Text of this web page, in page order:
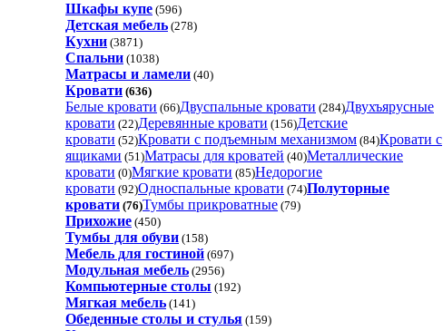
Шкафы купе (596)
Детская мебель (278)
Кухни (3871)
Спальни (1038)
Матрасы и ламели (40)
Кровати (636)
Белые кровати (66)Двуспальные кровати (284)Двухъярусные
кровати (22)Деревянные кровати (156)Детские
кровати (52)Кровати с подъемным механизмом (84)Кровати с
ящиками (51)Матрасы для кроватей (40)Металлические
кровати (0)Мягкие кровати (85)Недорогие
кровати (92)Односпальные кровати (74)Полуторные
кровати (76)Тумбы прикроватные (79)
Прихожие (450)
Тумбы для обуви (158)
Мебель для гостиной (697)
Модульная мебель (2956)
Компьютерные столы (192)
Мягкая мебель (141)
Обеденные cтолы и стулья (159)